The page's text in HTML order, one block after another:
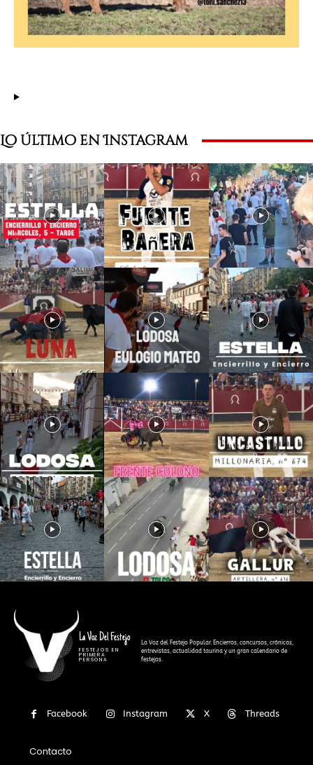
Lo último en Instagram
La Voz Del Festejo
FESTEJOS EN
PRIMERA
PERSONA
La Voz del Festejo Popular. Encierros, concursos, crónicas,
entrevistas, actualidad taurina y un gran calendario de
festejos.
Facebook Instagram X Threads
Contacto